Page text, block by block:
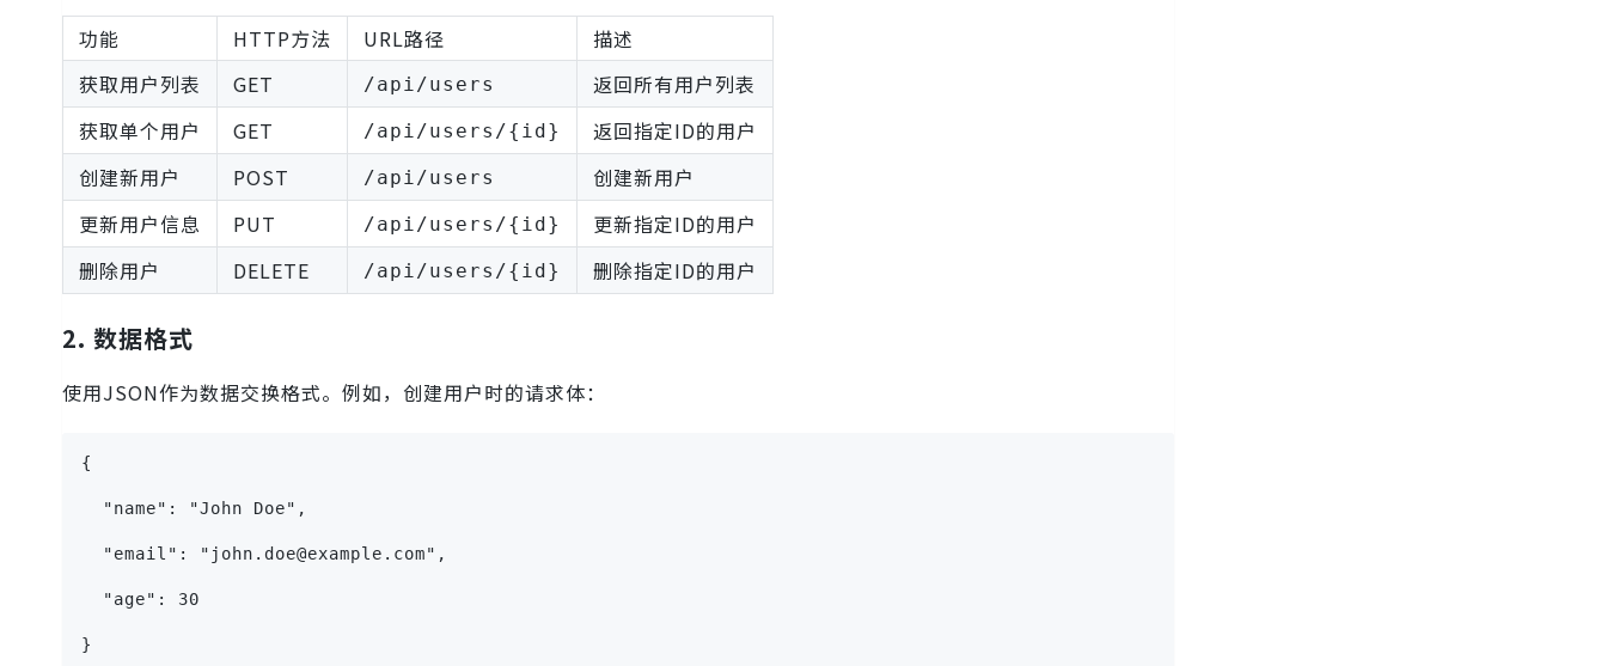
功能 HTTP方法 URL路径
描述
获取用户列表
GET /api/users
返回所有用户列表
获取单个用户
GET /api/users/{id}
返回指定ID的用户
创建新用户
POST /api/users
创建新用户
更新用户信息
PUT /api/users/{id}
更新指定ID的用户
删除用户
DELETE /api/users/{id} 删除指定ID的用户
2. 数据格式
使用JSON作为数据交换格式。例如，创建用户时的请求体：
{
  "name": "John Doe",
  "email": "john.doe@example.com",
  "age": 30
}